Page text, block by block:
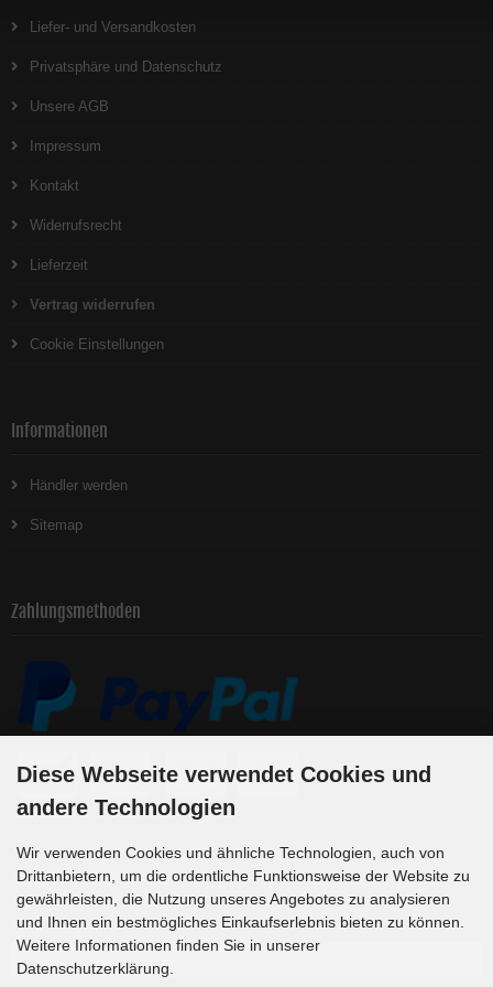
Liefer- und Versandkosten
Privatsphäre und Datenschutz
Unsere AGB
Impressum
Kontakt
Widerrufsrecht
Lieferzeit
Vertrag widerrufen
Cookie Einstellungen
Informationen
Händler werden
Sitemap
Zahlungsmethoden
Newsletter-Anmeldung
E-Mail-Adresse:
Diese Webseite verwendet Cookies und
andere Technologien
Wir verwenden Cookies und ähnliche Technologien, auch von
Drittanbietern, um die ordentliche Funktionsweise der Website zu
gewährleisten, die Nutzung unseres Angebotes zu analysieren
und Ihnen ein bestmögliches Einkaufserlebnis bieten zu können.
Weitere Informationen finden Sie in unserer
Datenschutzerklärung.